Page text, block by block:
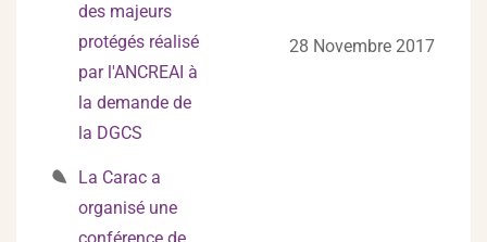
des majeurs
protégés réalisé
par l'ANCREAI à
la demande de
la DGCS
28 Novembre 2017
La Carac a
organisé une